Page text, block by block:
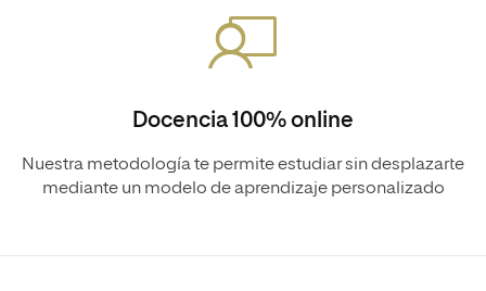
Docencia 100% online
Nuestra metodología te permite estudiar sin desplazarte
mediante un modelo de aprendizaje personalizado